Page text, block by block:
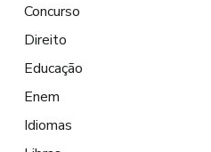
Concurso
Direito
Educação
Enem
Idiomas